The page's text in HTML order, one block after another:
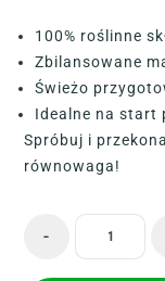
100% roślinne
Zbilansowane
Świeżo
Idealne na start
Spróbuj i
równowaga!
-